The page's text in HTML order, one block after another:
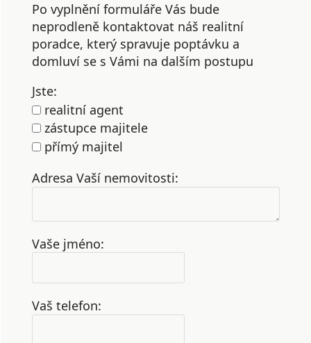
Po vyplnění formuláře Vás bude
neprodleně kontaktovat náš realitní
poradce, který spravuje poptávku a
domluví se s Vámi na dalším postupu
Jste:
realitní agent
zástupce majitele
přímý majitel
Adresa Vaší nemovitosti:
Vaše jméno:
Vaš telefon: